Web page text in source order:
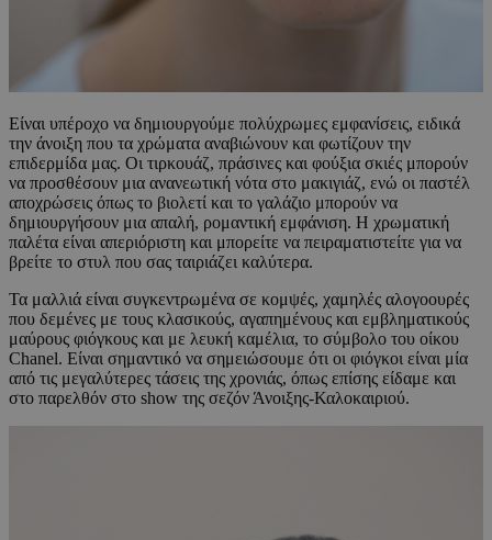
Είναι υπέροχο να δημιουργούμε πολύχρωμες εμφανίσεις, ειδικά
την άνοιξη που τα χρώματα αναβιώνουν και φωτίζουν την
επιδερμίδα μας. Οι τιρκουάζ, πράσινες και φούξια σκιές μπορούν
να προσθέσουν μια ανανεωτική νότα στο μακιγιάζ, ενώ οι παστέλ
αποχρώσεις όπως το βιολετί και το γαλάζιο μπορούν να
δημιουργήσουν μια απαλή, ρομαντική εμφάνιση. Η χρωματική
παλέτα είναι απεριόριστη και μπορείτε να πειραματιστείτε για να
βρείτε το στυλ που σας ταιριάζει καλύτερα.
Τα μαλλιά είναι συγκεντρωμένα σε κομψές, χαμηλές αλογοουρές
που δεμένες με τους κλασικούς, αγαπημένους και εμβληματικούς
μαύρους φιόγκους και με λευκή καμέλια, το σύμβολο του οίκου
Chanel. Είναι σημαντικό να σημειώσουμε ότι οι φιόγκοι είναι μία
από τις μεγαλύτερες τάσεις της χρονιάς, όπως επίσης είδαμε και
στο παρελθόν στο show της σεζόν Άνοιξης-Καλοκαιριού.